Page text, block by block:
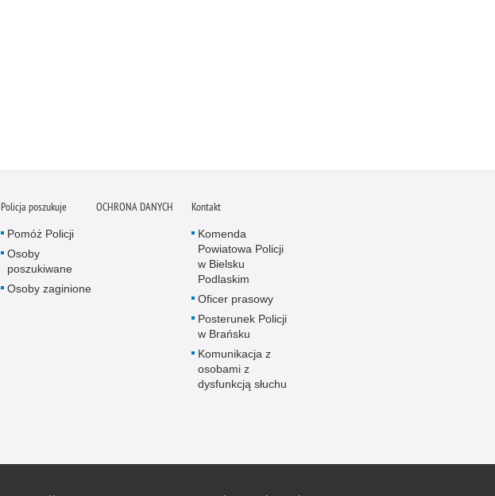
Policja poszukuje
Pomóż Policji
Osoby
poszukiwane
Osoby zaginione
OCHRONA DANYCH Kontakt
Komenda
Powiatowa Policji
w Bielsku
Podlaskim
Oficer prasowy
Posterunek Policji
w Brańsku
Komunikacja z
osobami z
dysfunkcją słuchu